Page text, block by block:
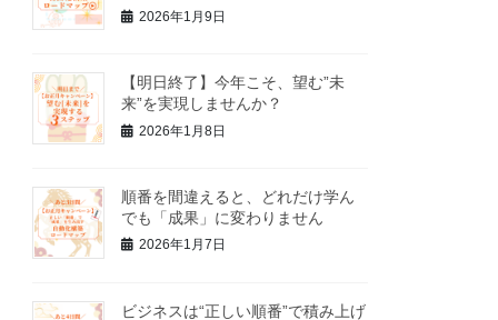
2026年1月9日
【明日終了】今年こそ、望む”未
来”を実現しませんか？
2026年1月8日
順番を間違えると、どれだけ学ん
でも「成果」に変わりません
2026年1月7日
ビジネスは“正しい順番”で積み上げ